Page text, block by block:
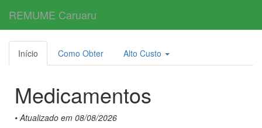
REMUME Caruaru
Início Como Obter Alto Custo
Medicamentos
• Atualizado em 08/08/2026